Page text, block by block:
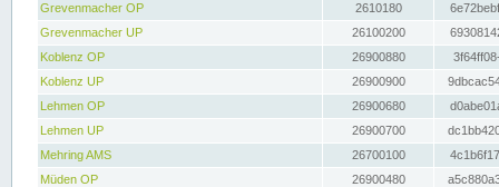
Grevenmacher OP
2610180
Grevenmacher UP
26100200
Koblenz OP
26900880
Koblenz UP
26900900
Lehmen OP
26900680
Lehmen UP
26900700
Mehring AMS
26700100
Müden OP
26900480